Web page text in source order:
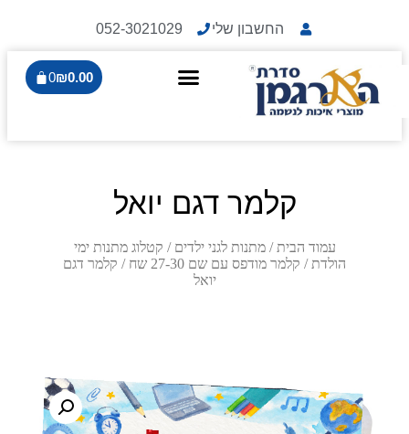
החשבון שלי 052-3021029
₪0.00
0
קלמר דגם יואל
עמוד הבית /מתנות לגני ילדים / קטלוג מתנות ימי
הולדת / קלמר מודפס עם שם 27-30 שח
/ קלמר דגם
יואל